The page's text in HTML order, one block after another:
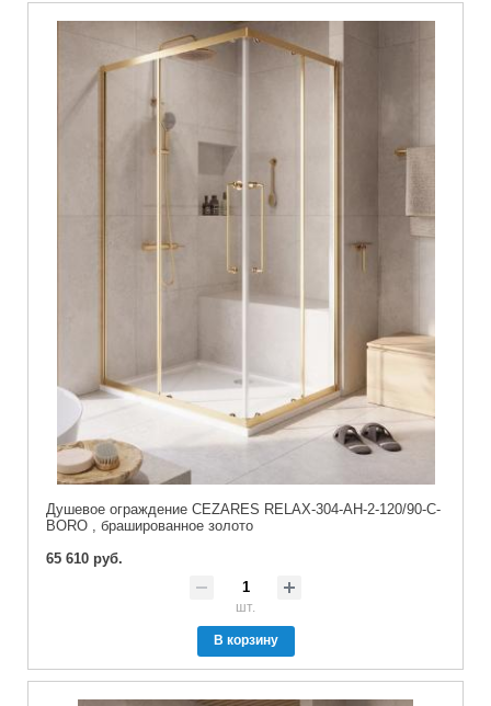
Душевое ограждение CEZARES RELAX-304-AH-2-120/90-C-
BORO , брашированное золото
65 610 руб.
шт.
В корзину